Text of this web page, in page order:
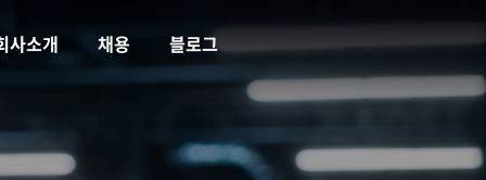
사소개 채용 블로그